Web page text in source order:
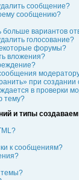
сообщение?
сообщению?
больше вариантов
голосование?
форумы?
вложения?
при
в проверки
тему?
и типы
к сообщениям?
темы?